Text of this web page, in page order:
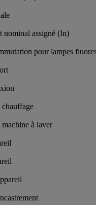
nominal assigné (In)
pour lampes
à laver